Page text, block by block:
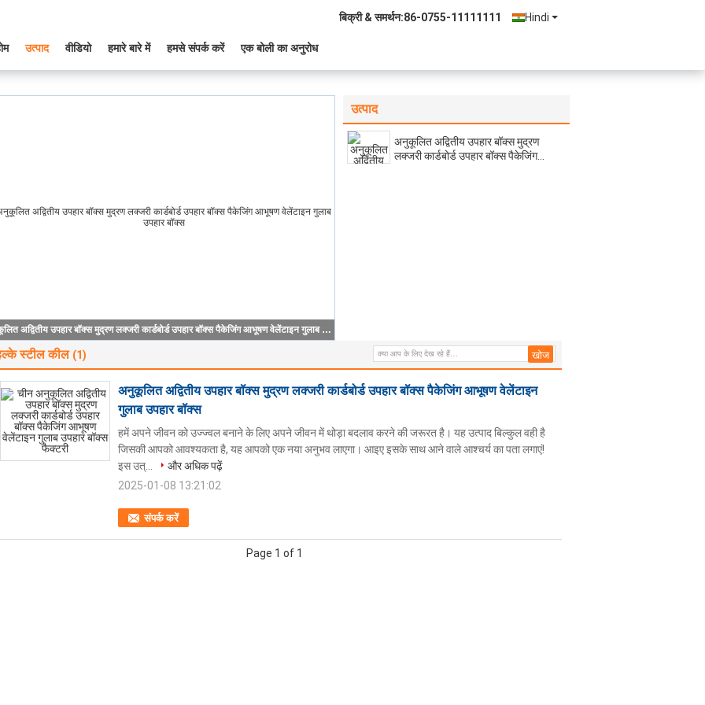
Hindi
बिक्री & समर्थन:86-0755-11111111
उत्पाद वीडियो हमारे बारे में हमसे संपर्क करें एक बोली का अनुरोध
अनुकूलित अद्वितीय उपहार बॉक्स मुद्रण लक्जरी कार्डबोर्ड उपहार बॉक्स पैकेजिंग आभूषण वेलेंटाइन गुलाब उपहार बॉक्स
उत्पाद
अनुकूलित अद्वितीय उपहार बॉक्स मुद्रण
लक्जरी कार्डबोर्ड उपहार बॉक्स पैकेजिंग
स्टील कील (1)
अनुकूलित अद्वितीय उपहार बॉक्स मुद्रण लक्जरी कार्डबोर्ड उपहार बॉक्स पैकेजिंग आभूषण वेलेंटाइन
गुलाब उपहार बॉक्स
संपर्क करें
हमें अपने जीवन को उज्ज्वल बनाने के लिए अपने जीवन में थोड़ा बदलाव करने की जरूरत है। यह उत्पाद बिल्कुल वही है
जिसकी आपको आवश्यकता है, यह आपको एक नया अनुभव लाएगा। आइए इसके साथ आने वाले आश्चर्य का पता लगाएं!
इस उत्...
और अधिक पढ़ें
2025-01-08 13:21:02
Page 1 of 1